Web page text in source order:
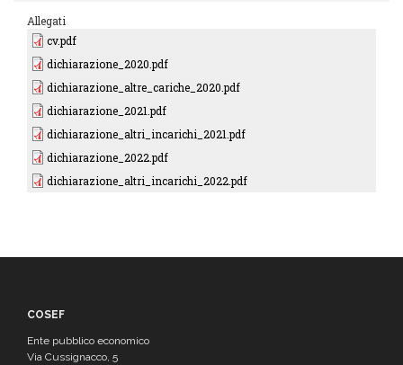
Allegati
cv.pdf
dichiarazione_2020.pdf
dichiarazione_altre_cariche_2020.pdf
dichiarazione_2021.pdf
dichiarazione_altri_incarichi_2021.pdf
dichiarazione_2022.pdf
dichiarazione_altri_incarichi_2022.pdf
COSEF
Ente pubblico economico
Via Cussignacco, 5